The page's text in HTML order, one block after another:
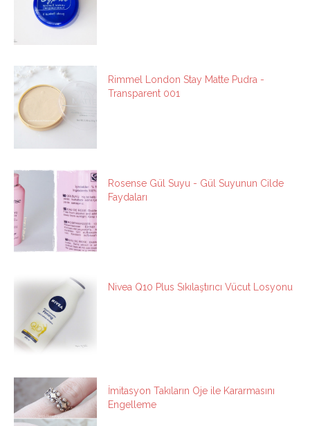
Rimmel London Stay Matte Pudra -
Transparent 001
Rosense Gül Suyu - Gül Suyunun Cilde
Faydaları
Nivea Q10 Plus Sıkılaştırıcı Vücut Losyonu
İmitasyon Takıların Oje ile Kararmasını
Engelleme